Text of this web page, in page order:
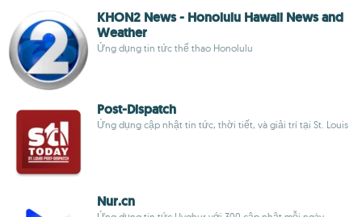
KHON2 News - Honolulu Hawaii News and
Weather
Ứng dụng tin tức thể thao Honolulu
Post-Dispatch
Ứng dụng cập nhật tin tức, thời tiết, và giải trí tại St. Louis
Nur.cn